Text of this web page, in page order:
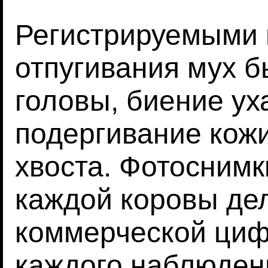
отпугивания мух
головы, биение
подергивание
хвоста.
каждой коровы
коммерческой